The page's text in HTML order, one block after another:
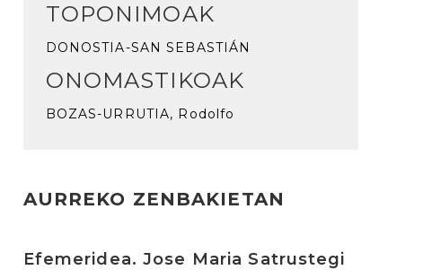
TOPONIMOAK
DONOSTIA-SAN SEBASTIÁN
ONOMASTIKOAK
BOZAS-URRUTIA, Rodolfo
AURREKO ZENBAKIETAN
Efemeridea. Jose Maria Satrustegi